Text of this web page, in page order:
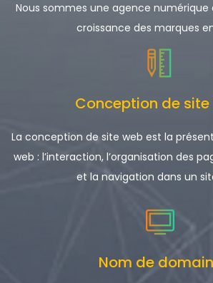
Nous sommes une agence numérique
croissance des marques
Conception de site
La conception de site web est la
web : l’interaction, l’organisation des
et la navigation dans un
Nom de